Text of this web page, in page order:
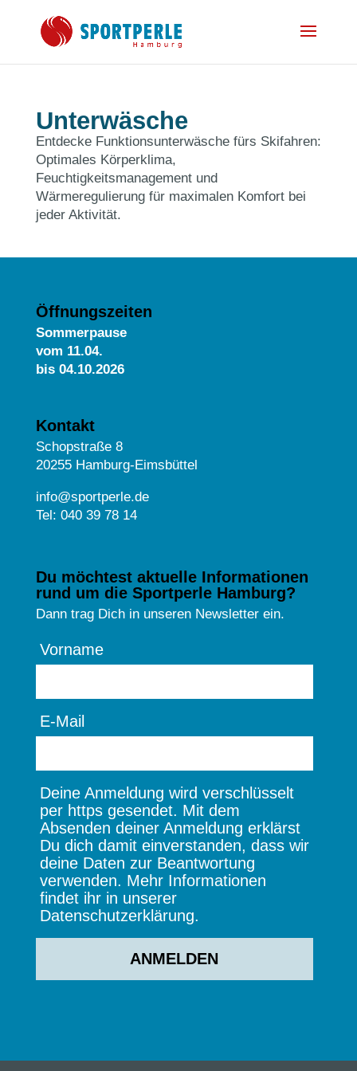
Unterwäsche
Entdecke Funktionsunterwäsche fürs Skifahren:
Optimales Körperklima,
Feuchtigkeitsmanagement und
Wärmeregulierung für maximalen Komfort bei
jeder Aktivität.
Öffnungszeiten
Sommerpause
vom 11.04.
bis 04.10.2026
Kontakt
Schopstraße 8
20255 Hamburg-Eimsbüttel
info@sportperle.de
Tel: 040 39 78 14
Du möchtest aktuelle Informationen
rund um die Sportperle Hamburg?
Dann trag Dich in unseren Newsletter ein.
Vorname
E-Mail
Deine Anmeldung wird verschlüsselt
per https gesendet. Mit dem
Absenden deiner Anmeldung erklärst
Du dich damit einverstanden, dass wir
deine Daten zur Beantwortung
verwenden. Mehr Informationen
findet ihr in unserer
Datenschutzerklärung.